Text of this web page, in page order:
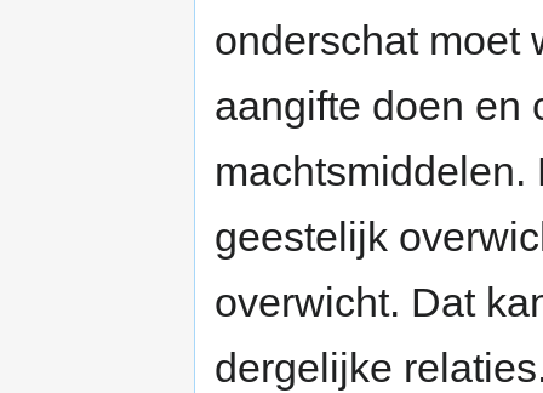
onderschat moet
aangifte doen en
machtsmiddelen.
geestelijk
overwicht. Dat
dergelijke